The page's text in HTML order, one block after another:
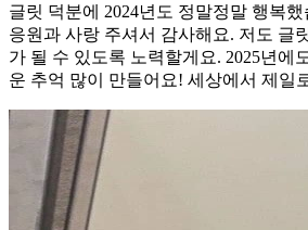
글릿 덕분에 2024년도 정말정말 행복
응원과 사랑 주셔서 감사해요. 저도 글
가 될 수 있도록 노력할게요. 2025년에
운 추억 많이 만들어요! 세상에서 제일